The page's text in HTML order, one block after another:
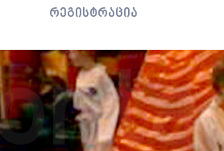
ᲠᲔᲒᲘᲡᲢᲠᲐᲪᲘᲐ